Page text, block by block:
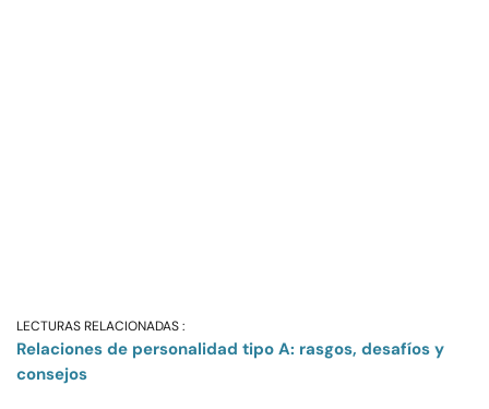
LECTURAS RELACIONADAS :
Relaciones de personalidad tipo A: rasgos, desafíos y
consejos